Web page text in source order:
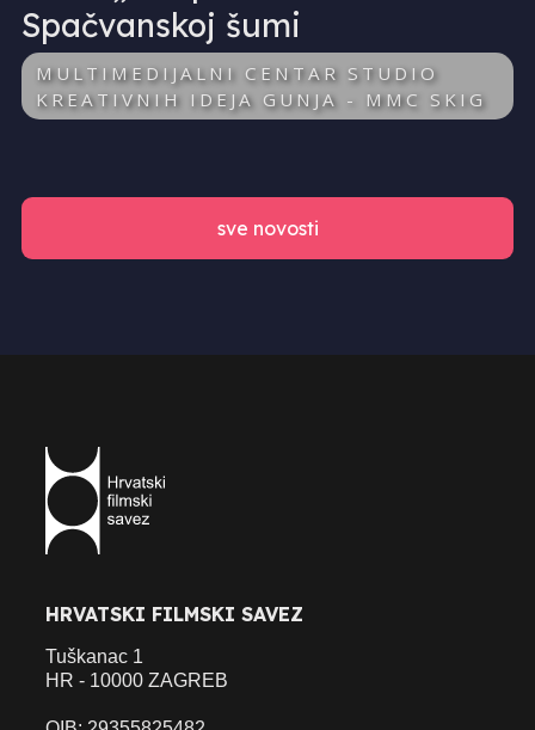
Spačvanskoj šumi
MULTIMEDIJALNI CENTAR STUDIO
KREATIVNIH IDEJA GUNJA - MMC SKIG
sve novosti
HRVATSKI FILMSKI SAVEZ
Tuškanac 1
HR - 10000 ZAGREB